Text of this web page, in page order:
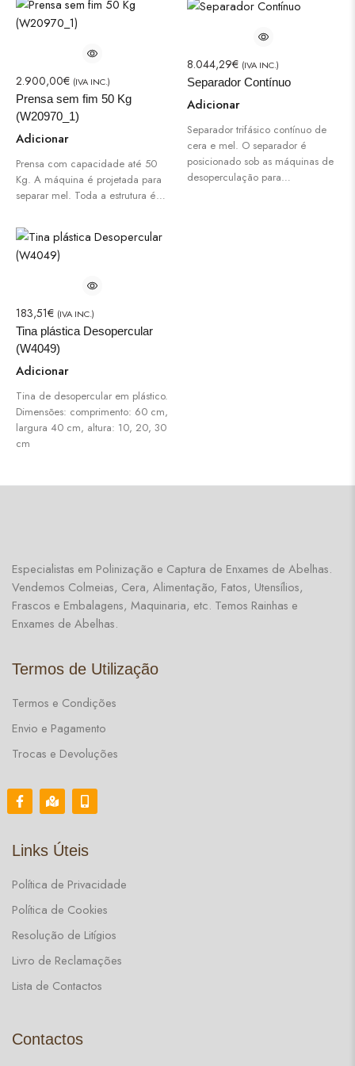
2.900,00€ (IVA INC.)
Prensa sem fim 50 Kg
(W20970_1)
Adicionar
Prensa com capacidade até 50
Kg. A máquina é projetada para
separar mel. Toda a estrutura é…
8.044,29€ (IVA INC.)
Separador Contínuo
Adicionar
Separador trifásico contínuo de
cera e mel. O separador é
posicionado sob as máquinas de
desoperculação para…
183,51€ (IVA INC.)
Tina plástica Desopercular
(W4049)
Adicionar
Tina de desopercular em plástico.
Dimensões: comprimento: 60 cm,
largura 40 cm, altura: 10, 20, 30
cm
Especialistas em Polinização e Captura de Enxames de Abelhas.
Vendemos Colmeias, Cera, Alimentação, Fatos, Utensílios,
Frascos e Embalagens, Maquinaria, etc. Temos Rainhas e
Enxames de Abelhas.
Termos de Utilização
Termos e Condições
Envio e Pagamento
Trocas e Devoluções
Links Úteis
Política de Privacidade
Política de Cookies
Resolução de Litígios
Livro de Reclamações
Lista de Contactos
Contactos